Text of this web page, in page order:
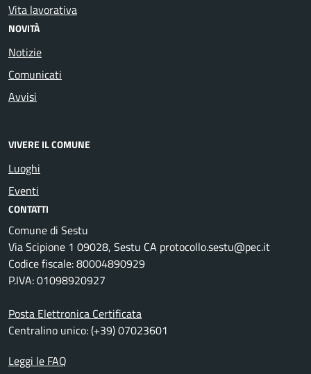
Vita lavorativa
NOVITÀ
Notizie
Comunicati
Avvisi
VIVERE IL COMUNE
Luoghi
Eventi
CONTATTI
Comune di Sestu
Via Scipione 1 09028, Sestu CA protocollo.sestu@pec.it
Codice fiscale: 80004890929
P.IVA: 01098920927
Posta Elettronica Certificata
Centralino unico: (+39) 07023601
Leggi le FAQ